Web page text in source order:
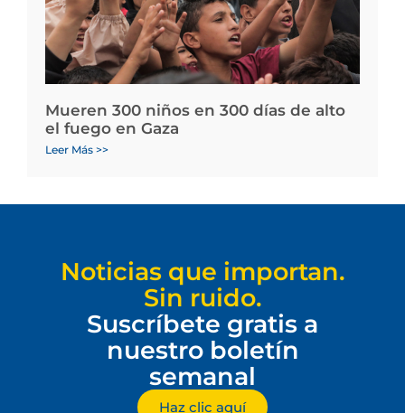
Mueren 300 niños en 300 días de alto
el fuego en Gaza
Leer Más >>
Noticias que importan.
Sin ruido.
Suscríbete gratis a
nuestro boletín
semanal
Haz clic aquí